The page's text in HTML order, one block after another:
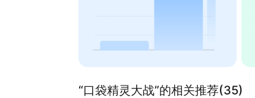
“口袋精灵大战”的相关推荐(35)